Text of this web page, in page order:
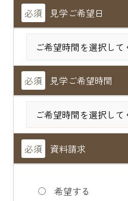
必須 見学ご希望日
必須 見学ご希望時間
必須 資料請求
希望する